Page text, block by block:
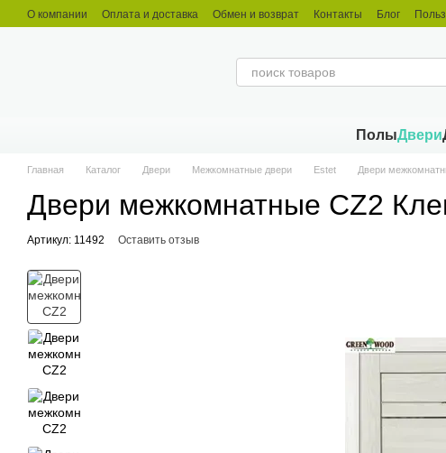
Перейти к основному контенту
О компании Оплата и доставка Обмен и возврат Контакты Блог
ПолыДвери
Главная Каталог Двери Межкомнатные двери Estet Двери
Двери межкомнатные CZ2
Артикул: 11492 Оставить отзыв